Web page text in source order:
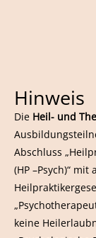
Hinweis
Die Heil- und
Abschluss
(HP –Psych)“
keine